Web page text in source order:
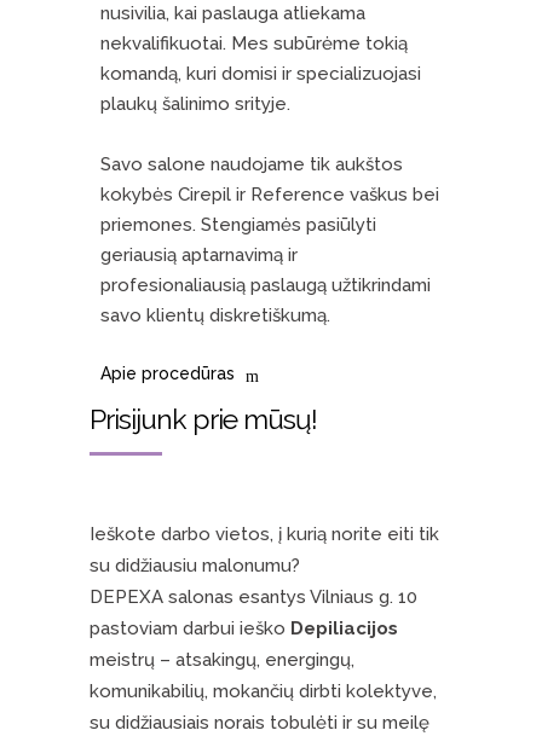
nusivilia, kai paslauga atliekama
nekvalifikuotai. Mes subūrėme tokią
komandą, kuri domisi ir specializuojasi
plaukų šalinimo srityje.
Savo salone naudojame tik aukštos
kokybės Cirepil ir Reference vaškus bei
priemones. Stengiamės pasiūlyti
geriausią aptarnavimą ir
profesionaliausią paslaugą užtikrindami
savo klientų diskretiškumą.
Apie procedūras
Prisijunk prie mūsų!
Ieškote darbo vietos, į kurią norite eiti tik
su didžiausiu malonumu?
DEPEXA salonas esantys Vilniaus g. 10
pastoviam darbui ieško Depiliacijos
meistrų – atsakingų, energingų,
komunikabilių, mokančių dirbti kolektyve,
su didžiausiais norais tobulėti ir su meilę